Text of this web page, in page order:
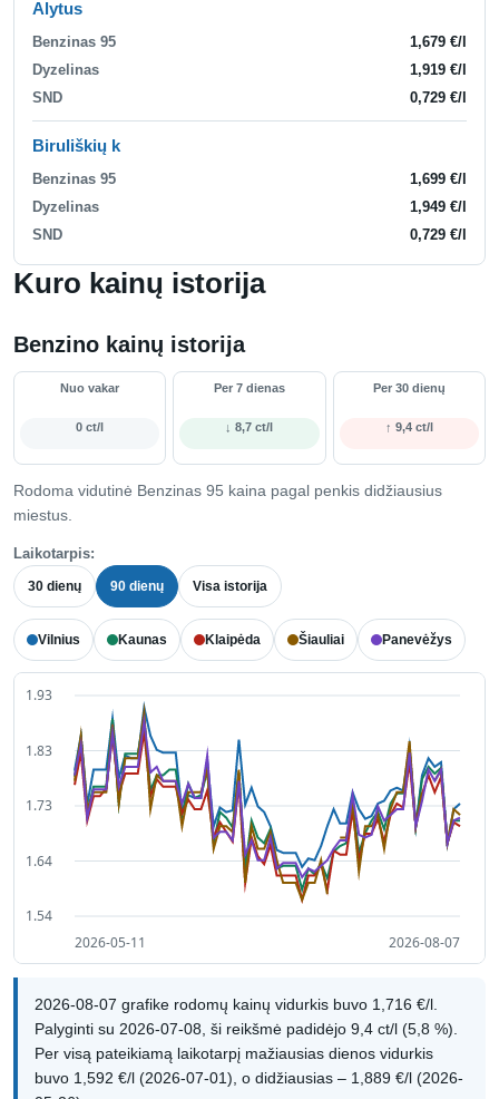
Kuro kainų istorija
Benzino kainų istorija
Nuo vakar
0 ct/l
Per 7 dienas
↓ 8,7 ct/l
Per 30 dienų
↑ 9,4 ct/l
Rodoma vidutinė Benzinas 95 kaina pagal penkis didžiausius
miestus.
Laikotarpis:
30 dienų 90 dienų Visa istorija
Vilnius Kaunas Klaipėda Šiauliai Panevėžys
2026-08-07 grafike rodomų kainų vidurkis buvo 1,716 €/l.
Palyginti su 2026-07-08, ši reikšmė padidėjo 9,4 ct/l (5,8 %).
Per visą pateikiamą laikotarpį mažiausias dienos vidurkis
buvo 1,592 €/l (2026-07-01), o didžiausias – 1,889 €/l (2026-
Alytus
Benzinas 95
1,679 €/l
Dyzelinas
1,919 €/l
SND
0,729 €/l
Biruliškių k
Benzinas 95
1,699 €/l
Dyzelinas
1,949 €/l
SND
0,729 €/l